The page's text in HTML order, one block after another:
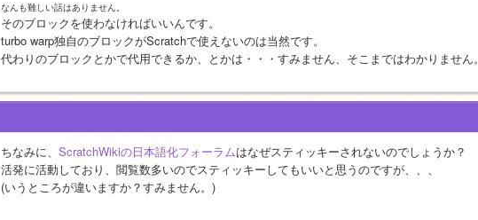
なんも難しい話はありません。
そのブロックを使わなければいいんです。
turbo warp独自のブロックがScratchで使えないのは当然です。
代わりのブロックとかで代用できるか、とかは・・・すみません、そこまではわかりません。
ちなみに、 ScratchWikiの日本語化フォーラムはなぜスティッキーされないのでしょうか？
活発に活動しており、閲覧数多いのでスティッキーしてもいいと思うのですが、、、
(いうところが違いますか？すみません。)